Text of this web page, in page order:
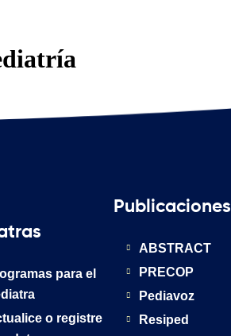
para el
o registre
Publicaciones
ABSTRACT
PRECOP
Pediavoz
Resiped